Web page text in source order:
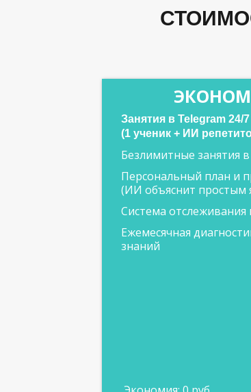
ЭКОНОМ
Занятия в Telegram 24/7
(1 ученик + ИИ
Безлимитные занятия
Персональный план и
(ИИ объяснит простым
Система отслеживания
Ежемесячная
знаний